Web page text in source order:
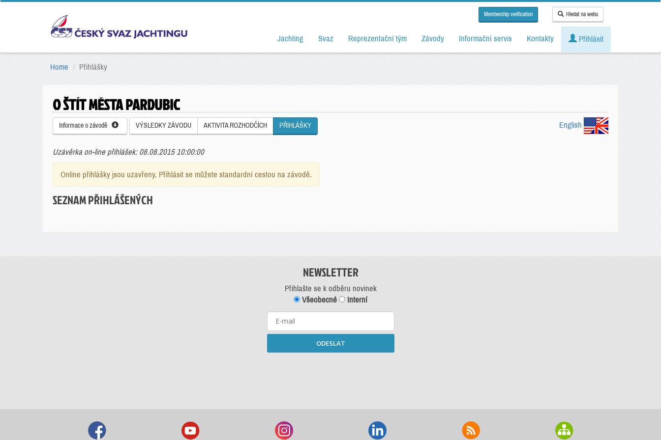
Membership verification Hledat na webu
Jachting Svaz Reprezentační tým Závody Informační servis Kontakty Přihlásit
Home Přihlášky
O ŠTÍT MĚSTA PARDUBIC
Informace o závodě VÝSLEDKY ZÁVODU AKTIVITA ROZHODČÍCH PŘIHLÁŠKY English
Uzávěrka on-line přihlášek: 08.08.2015 10:00:00
Online přihlášky jsou uzavřeny. Přihlásit se můžete standardní cestou na závodě.
SEZNAM PŘIHLÁŠENÝCH
NEWSLETTER
Přihlašte se k odběru novinek
Všeobecné
Interní
ODESLAT